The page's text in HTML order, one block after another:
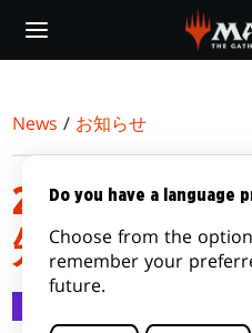
main
News / お知らせ
2026年2月9
知
Do you have a language
Choose from the
remember your
future.